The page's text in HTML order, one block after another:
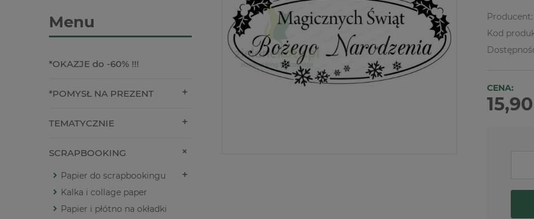
Menu
*OKAZJE do -60% !!!
*POMYSŁ NA PREZENT
TEMATYCZNIE
SCRAPBOOKING
Papier do scrapbookingu
Kalka i collage paper
Papier i płótno na okładki
Producent:
Kod
CENA: